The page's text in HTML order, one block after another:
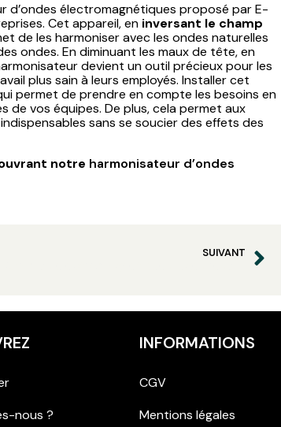
d’ondes électromagnétiques proposé par E-
Cet appareil, en inversant le champ
de les harmoniser avec les ondes naturelles
ondes. En diminuant les maux de tête, en
devient un outil précieux pour les
plus sain à leurs employés. Installer cet
permet de prendre en compte les besoins en
vos équipes. De plus, cela permet aux
sans se soucier des effets des
notre harmonisateur d’ondes
SUIVANT
nous ?
INFORMATIONS
CGV
Mentions légales